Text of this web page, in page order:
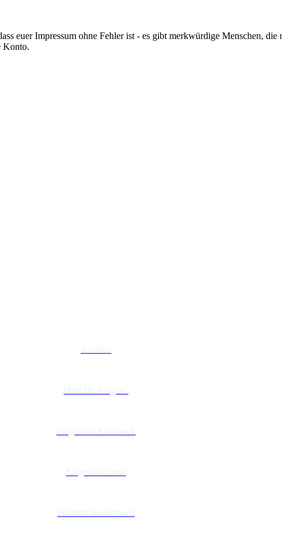
euer Impressum ohne Fehler ist - es gibt merkwürdige Menschen,
Konto.